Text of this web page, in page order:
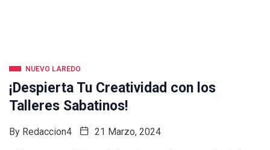
NUEVO LAREDO
¡Despierta Tu Creatividad con los
Talleres Sabatinos!
By Redaccion4 21 Marzo, 2024